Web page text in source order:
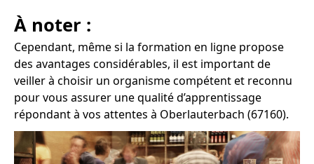
À noter :
Cependant, même si la formation en ligne propose
des avantages considérables, il est important de
veiller à choisir un organisme compétent et reconnu
pour vous assurer une qualité d’apprentissage
répondant à vos attentes à Oberlauterbach (67160).